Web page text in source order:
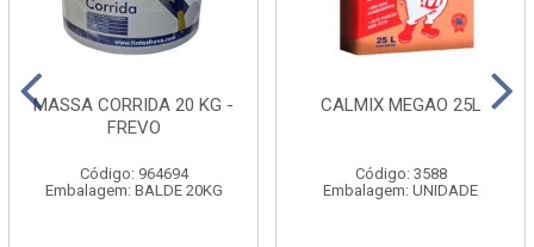
MASSA CORRIDA 20 KG -
FREVO
Código: 964694
Embalagem: BALDE 20KG
CALMIX MEGAO 25L
Código: 3588
Embalagem: UNIDADE